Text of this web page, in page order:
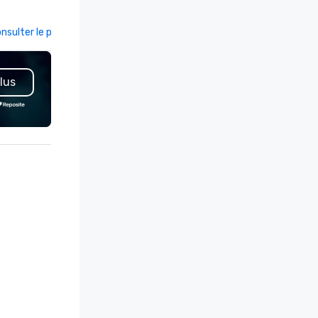
various cuts of meat.
entering the expansive
room, guests will see
private dining spaces
with the signature bas-
interpretation of Antonio
O ‘Lacador statue, the
of the gaucho
le profil